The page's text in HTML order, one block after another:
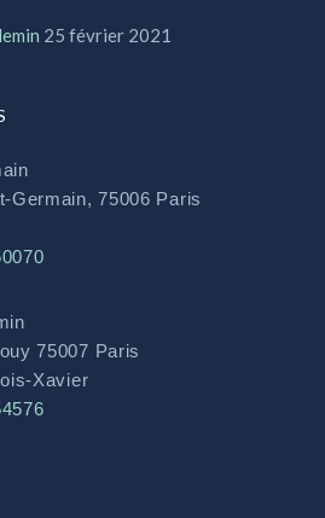
25 février 2021
Germain, 75006 Paris
75007 Paris
Xavier